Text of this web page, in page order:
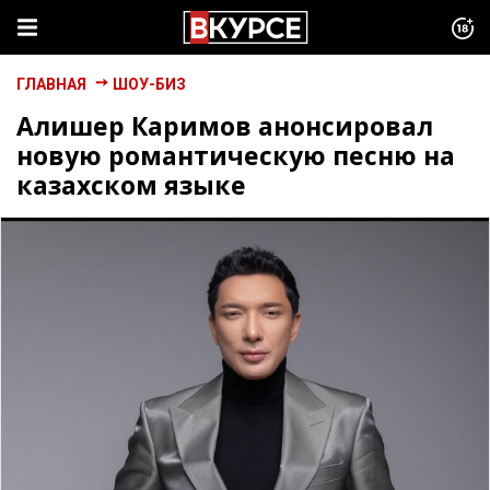
ГЛАВНАЯ ШОУ-БИЗ
Алишер Каримов анонсировал
новую романтическую песню на
казахском языке